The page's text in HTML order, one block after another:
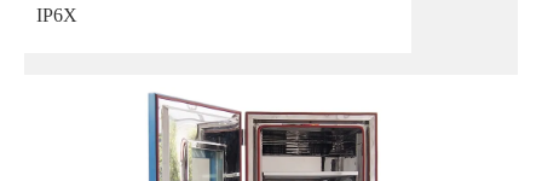
IP6X